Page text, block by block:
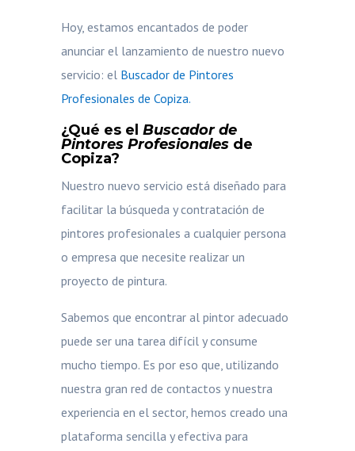
Hoy, estamos encantados de poder
anunciar el lanzamiento de nuestro nuevo
servicio: el Buscador de Pintores
Profesionales de Copiza.
¿Qué es elBuscador de
Pintores Profesionales de
Copiza?
Nuestro nuevo servicio está diseñado para
facilitar la búsqueda y contratación de
pintores profesionales a cualquier persona
o empresa que necesite realizar un
proyecto de pintura.
Sabemos que encontrar al pintor adecuado
puede ser una tarea difícil y consume
mucho tiempo. Es por eso que, utilizando
nuestra gran red de contactos y nuestra
experiencia en el sector, hemos creado una
plataforma sencilla y efectiva para